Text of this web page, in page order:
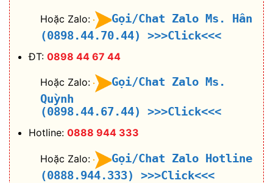
Hoặc Zalo:
Gọi/Chat Zalo Ms. Hân
(0898.44.70.44)
>>>Click<<<
ĐT: 0898 44 67 44
Hoặc Zalo:
Gọi/Chat Zalo Ms.
Quỳnh
(0898.44.67.44)
>>>Click<<<
Hotline: 0888 944 333
Hoặc Zalo:
Gọi/Chat Zalo Hotline
(0888.944.333)
>>>Click<<<